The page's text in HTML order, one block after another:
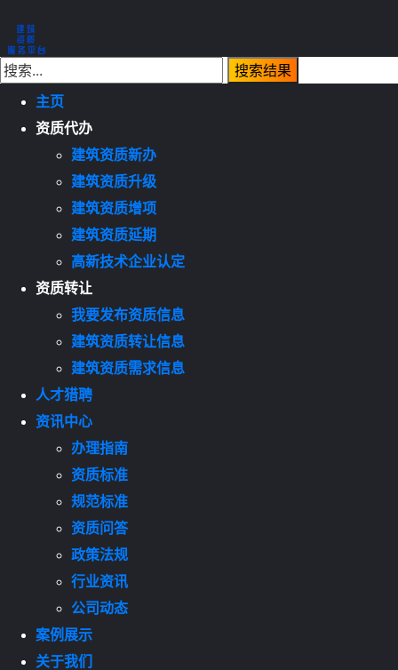
主页
资质代办
建筑资质新办
建筑资质升级
建筑资质增项
建筑资质延期
高新技术企业认定
资质转让
我要发布资质信息
建筑资质转让信息
建筑资质需求信息
人才猎聘
资讯中心
办理指南
资质标准
规范标准
资质问答
政策法规
行业资讯
公司动态
案例展示
关于我们